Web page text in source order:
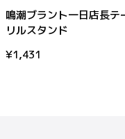
鳴潮ブラント一日店長テ
リルスタンド
¥1,431